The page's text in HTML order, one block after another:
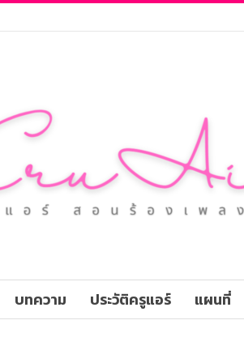
บทความ ประวัติครูแอร์ แผนที่